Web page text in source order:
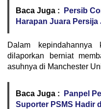
Baca Juga :
Persib
Harapan Juara
​Dalam
dilaporkan berniat
asuhnya di Manchester
Baca Juga :
Panpel
Suporter PSMS Hadir